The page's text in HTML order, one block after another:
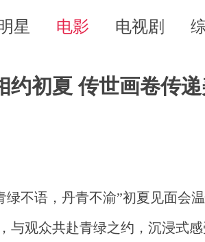
星 电影 电视剧
约初夏 传世画卷传
不语，丹青不渝”初夏见面会
与观众共赴青绿之约，沉浸式